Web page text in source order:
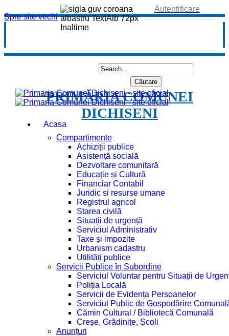
Spre site vechi
Autentificare
PRIMĂRIA COMUNEI
DICHISENI
Acasa
Compartimente
Achiziții publice
Asistență socială
Dezvoltare comunitară
Educație și Cultură
Financiar Contabil
Juridic si resurse umane
Registrul agricol
Starea civilă
Situații de urgență
Serviciul Administrativ
Taxe și impozite
Urbanism cadastru
Utilități publice
Servicii Publice în Subordine
Serviciul Voluntar pentru Situații de
Poliția Locală
Servicii de Evidența Persoanelor
Serviciul Public de Gospodărire
Cămin Cultural / Bibliotecă Comunală
Creșe, Grădinițe, Școli
Anunțuri